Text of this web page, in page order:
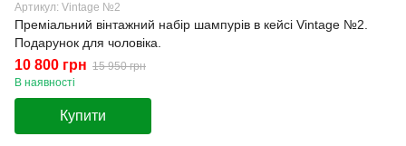
Артикул: Vintage №2
Преміальний вінтажний набір шампурів в кейсі Vintage №2.
Подарунок для чоловіка.
10 800 грн 15 950 грн
В наявності
Купити